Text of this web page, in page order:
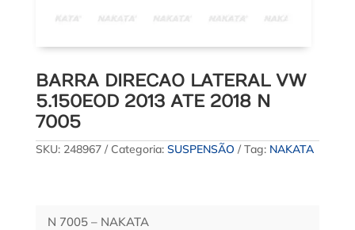
BARRA DIRECAO LATERAL VW
5.150EOD 2013 ATE 2018 N
7005
SKU: 248967 Categoria: SUSPENSÃO Tag: NAKATA
N 7005 – NAKATA